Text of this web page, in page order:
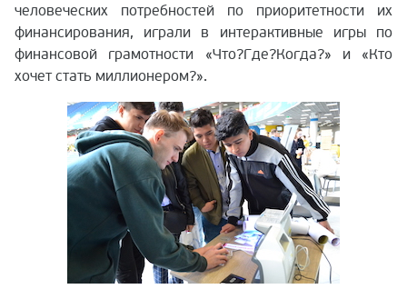
человеческих потребностей по приоритетности их
финансирования, играли в интерактивные игры по
финансовой грамотности «Что?Где?Когда?» и «Кто
хочет стать миллионером?».